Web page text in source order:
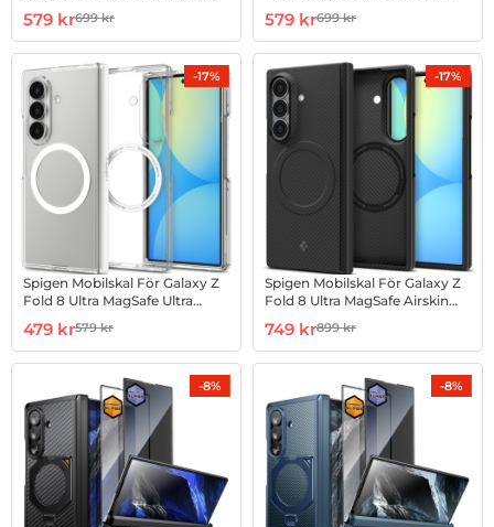
Art. nr 1003274356
rea pris
579 krtidigare pris
699 kr Art. nr 1003274357
rea pris
579 krtidigare pris
699 kr
-17%
Spigen Mobilskal För Galaxy Z
Fold 8 Ultra MagSafe Ultra
Art. nr 1003274358
rea pris
479 krtidigare pris
579 kr
-17%
Spigen Mobilskal För Galaxy Z
Fold 8 Ultra MagSafe Airskin
Art. nr 1003274359
rea pris
749 krtidigare pris
899 kr
-8% -8%